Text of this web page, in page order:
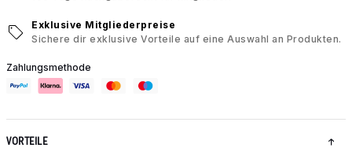
Exklusive Mitgliederpreise
Sichere dir exklusive Vorteile auf eine Auswahl an Produkten.
Zahlungsmethode
VORTEILE